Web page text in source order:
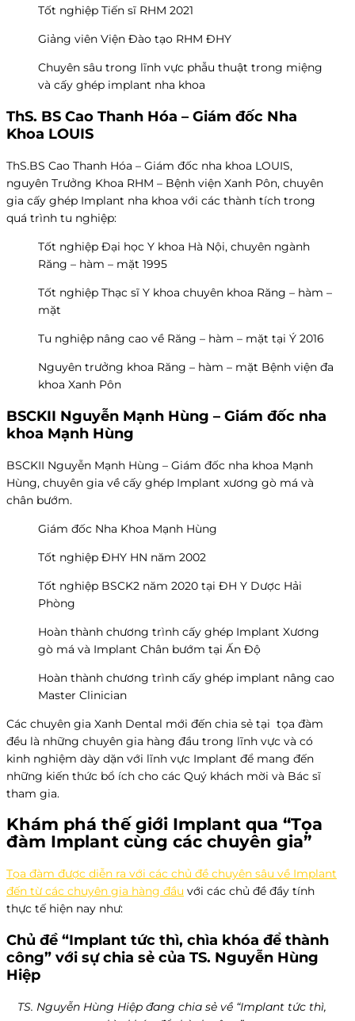
Tốt nghiệp Tiến sĩ RHM 2021
Giảng viên Viện Đào tạo RHM ĐHY
Chuyên sâu trong lĩnh vực phẫu thuật trong miệng
và cấy ghép implant nha khoa
ThS. BS Cao Thanh Hóa – Giám đốc Nha
Khoa LOUIS
ThS.BS Cao Thanh Hóa – Giám đốc nha khoa LOUIS,
nguyên Trưởng Khoa RHM – Bệnh viện Xanh Pôn, chuyên
gia cấy ghép Implant nha khoa với các thành tích trong
quá trình tu nghiệp:
Tốt nghiệp Đại học Y khoa Hà Nội, chuyên ngành
Răng – hàm – mặt 1995
Tốt nghiệp Thạc sĩ Y khoa chuyên khoa Răng – hàm –
mặt
Tu nghiệp nâng cao về Răng – hàm – mặt tại Ý 2016
Nguyên trưởng khoa Răng – hàm – mặt Bệnh viện đa
khoa Xanh Pôn
BSCKII Nguyễn Mạnh Hùng – Giám đốc nha
khoa Mạnh Hùng
BSCKII Nguyễn Mạnh Hùng – Giám đốc nha khoa Mạnh
Hùng, chuyên gia về cấy ghép Implant xương gò má và
chân bướm.
Giám đốc Nha Khoa Mạnh Hùng
Tốt nghiệp ĐHY HN năm 2002
Tốt nghiệp BSCK2 năm 2020 tại ĐH Y Dược Hải
Phòng
Hoàn thành chương trình cấy ghép Implant Xương
gò má và Implant Chân bướm tại Ấn Độ
Hoàn thành chương trình cấy ghép implant nâng cao
Master Clinician
Các chuyên gia Xanh Dental mới đến chia sẻ tại tọa đàm
đều là những chuyên gia hàng đầu trong lĩnh vực và có
kinh nghiệm dày dặn với lĩnh vực Implant để mang đến
những kiến thức bổ ích cho các Quý khách mời và Bác sĩ
tham gia.
Khám phá thế giới Implant qua “Tọa
đàm Implant cùng các chuyên gia”
Tọa đàm được diễn ra với các chủ đề chuyên sâu về Implant
đến từ các chuyên gia hàng đầu với các chủ đề đầy tính
thực tế hiện nay như:
Chủ đề “Implant tức thì, chìa khóa để thành
công” với sự chia sẻ của TS. Nguyễn Hùng
Hiệp
TS. Nguyễn Hùng Hiệp đang chia sẻ về “Implant tức thì,